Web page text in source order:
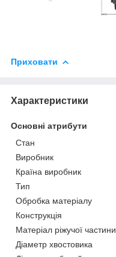
Приховати
Характеристики
Основні атрибути
Стан
Виробник
Країна виробник
Тип
Обробка матеріалу
Конструкція
Матеріал ріжучої частини
Діаметр хвостовика